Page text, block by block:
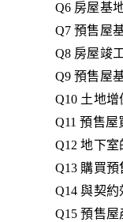
Q6 房屋基
Q7 預售屋
Q8 房屋竣
Q9 預售屋
Q10 土地增
Q11 預售屋
Q12 地下
Q13 購買預
Q14 與契
Q15 預售